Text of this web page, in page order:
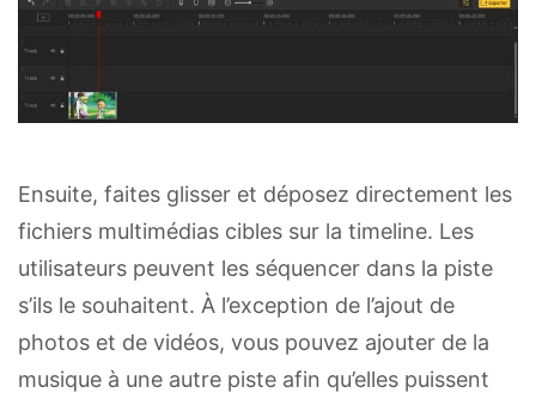
Ensuite, faites glisser et déposez directement les
fichiers multimédias cibles sur la timeline. Les
utilisateurs peuvent les séquencer dans la piste
s’ils le souhaitent. À l’exception de l’ajout de
photos et de vidéos, vous pouvez ajouter de la
musique à une autre piste afin qu’elles puissent